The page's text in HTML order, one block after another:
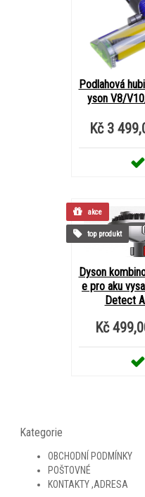
Podlahová
yson V8/
Kč 3
Dyson
e pro aku
Detect
Kč
akce
top produkt
Kategorie
OBCHODNÍ PODMÍNKY
POŠTOVNÉ
KONTAKTY ,ADRESA